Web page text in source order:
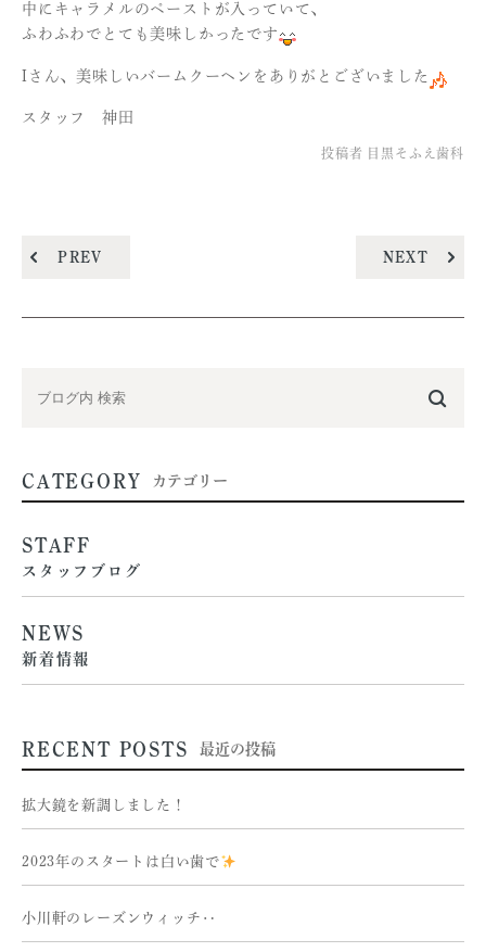
中にキャラメルのペーストが入っていて、
ふわふわでとても美味しかったです
Iさん、美味しいバームクーヘンをありがとございました
スタッフ 神田
投稿者 目黒そふえ歯科
PREV NEXT
CATEGORY カテゴリー
STAFF
スタッフブログ
NEWS
新着情報
RECENT POSTS 最近の投稿
拡大鏡を新調しました！
2023年のスタートは白い歯で
小川軒のレーズンウィッチ‥